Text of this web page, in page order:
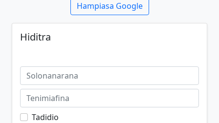
Hampiasa Google
Hiditra
Tadidio